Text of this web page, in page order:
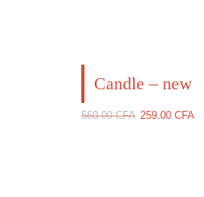
Candle – new
560.00CFA Le
259.00 CFA